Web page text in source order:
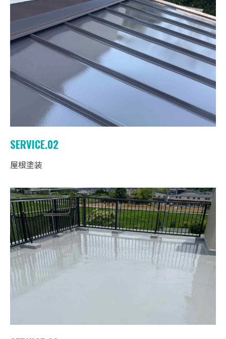
SERVICE.02
屋根塗装